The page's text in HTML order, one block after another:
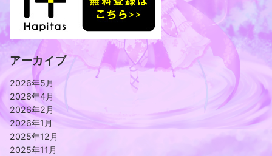
アーカイブ
2026年5月
2026年4月
2026年2月
2026年1月
2025年12月
2025年11月